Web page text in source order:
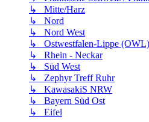
↳ Mitte/Harz
↳ Nord
↳ Nord West
↳ Ostwestfalen-Lippe (OWL)
↳ Rhein - Neckar
↳ Süd West
↳ Zephyr Treff Ruhr
↳ KawasakiS NRW
↳ Bayern Süd Ost
↳ Eifel